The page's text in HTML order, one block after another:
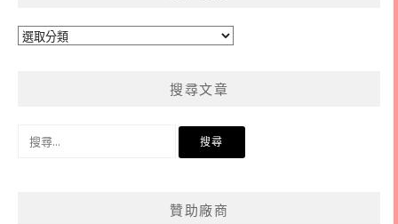
文
搜尋文章
贊助廠商